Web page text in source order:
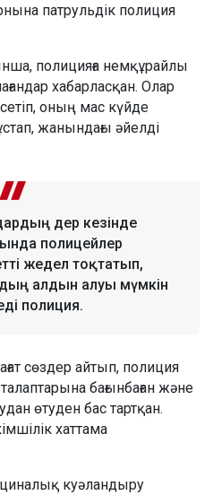
патрульдік полиция
полицияға немқұрайлы
хабарласқан. Олар
оның мас күйде
жанындағы әйелді
дер кезінде
полицейлер
жедел тоқтатып,
алдын алуы мүмкін
полиция.
сөздер айтып, полиция
бағынбаған және
өтуден бас тартқан.
хаттама
куәландыру